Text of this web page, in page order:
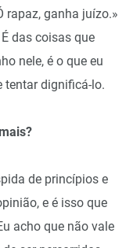
rapaz, ganha juízo.»
das coisas que
nele, é o que eu
tentar dignificá-lo.
de princípios e
e é isso que
acho que não vale